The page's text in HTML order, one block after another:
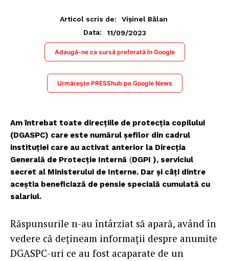
Articol scris de:
Vișinel Bălan
Data:
11/09/2023
Adaugă-ne ca sursă preferată în Google
Urmărește PRESShub pe Google News
Am întrebat toate direcțiile de protecția copilului
(DGASPC) care este numărul șefilor din cadrul
instituției care au activat anterior la Direcția
Generală de Protecție Internă (DGPI ), serviciul
secret al Ministerului de Interne. Dar și câți dintre
aceștia beneficiază de pensie specială cumulată cu
salariul.
Răspunsurile n-au întârziat să apară, având în
vedere că dețineam informații despre anumite
DGASPC-uri ce au fost acaparate de un